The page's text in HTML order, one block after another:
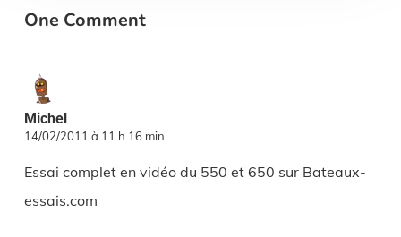
One Comment
Michel
14/02/2011 à 11 h 16 min
Essai complet en vidéo du 550 et 650 sur Bateaux-
essais.com